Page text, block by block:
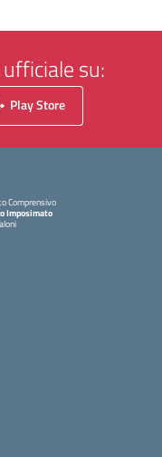
su:
Play Store
Comprensivo
Imposimato